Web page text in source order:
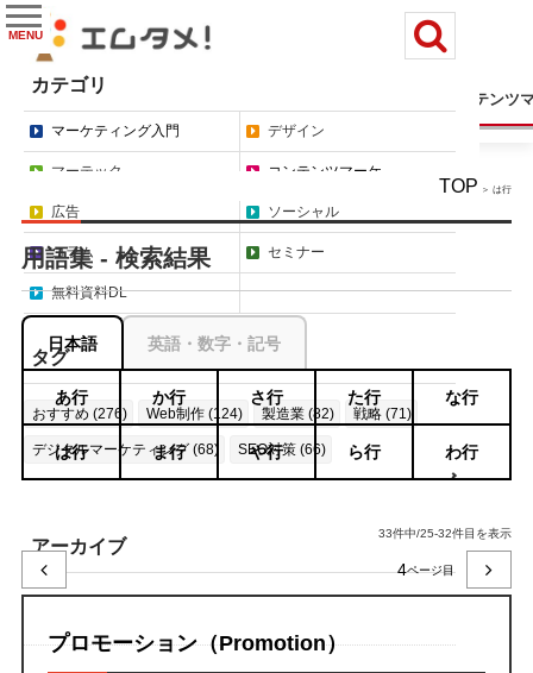
マーケティング入門 コンテンツ
MENU
カテゴリ
マーケティング入門 デザイン
マーテック コンテンツマーケ
広告 ソーシャル
コラム セミナー
無料資料DL
タグ
おすすめ (276) Web制作 (124) 製造業 (82) 戦略 (71)
デジタルマーケティング (68)
SEO対策 (66)
もっと見る
アーカイブ
TOP ＞ は行
用語集 - 検索結果
日本語 英語・数字・記号
あ行 か行 さ行 た行 な行
は行 ま行 や行 ら行 わ行
33件中/25-32件目を表示
4
プロモーション（Promotion）